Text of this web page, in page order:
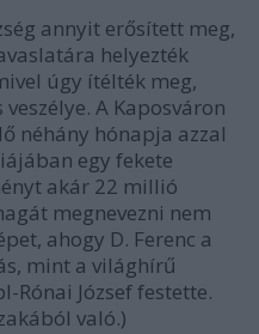
annyit erősített meg,
helyezték
úgy ítélték meg,
A Kaposváron
néhány hónapja azzal
egy fekete
akár 22 millió
megnevezni nem
ahogy D. Ferenc a
mint a világhírű
Rónai József festette.
való.)